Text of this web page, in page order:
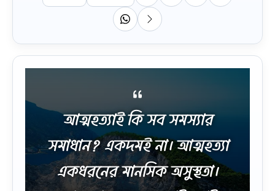
আত্মহত্যাই কি সব সমস্যার
সমাধান? একদমই না। আত্মহত্যা
একধরনের মানসিক অসুস্থতা।